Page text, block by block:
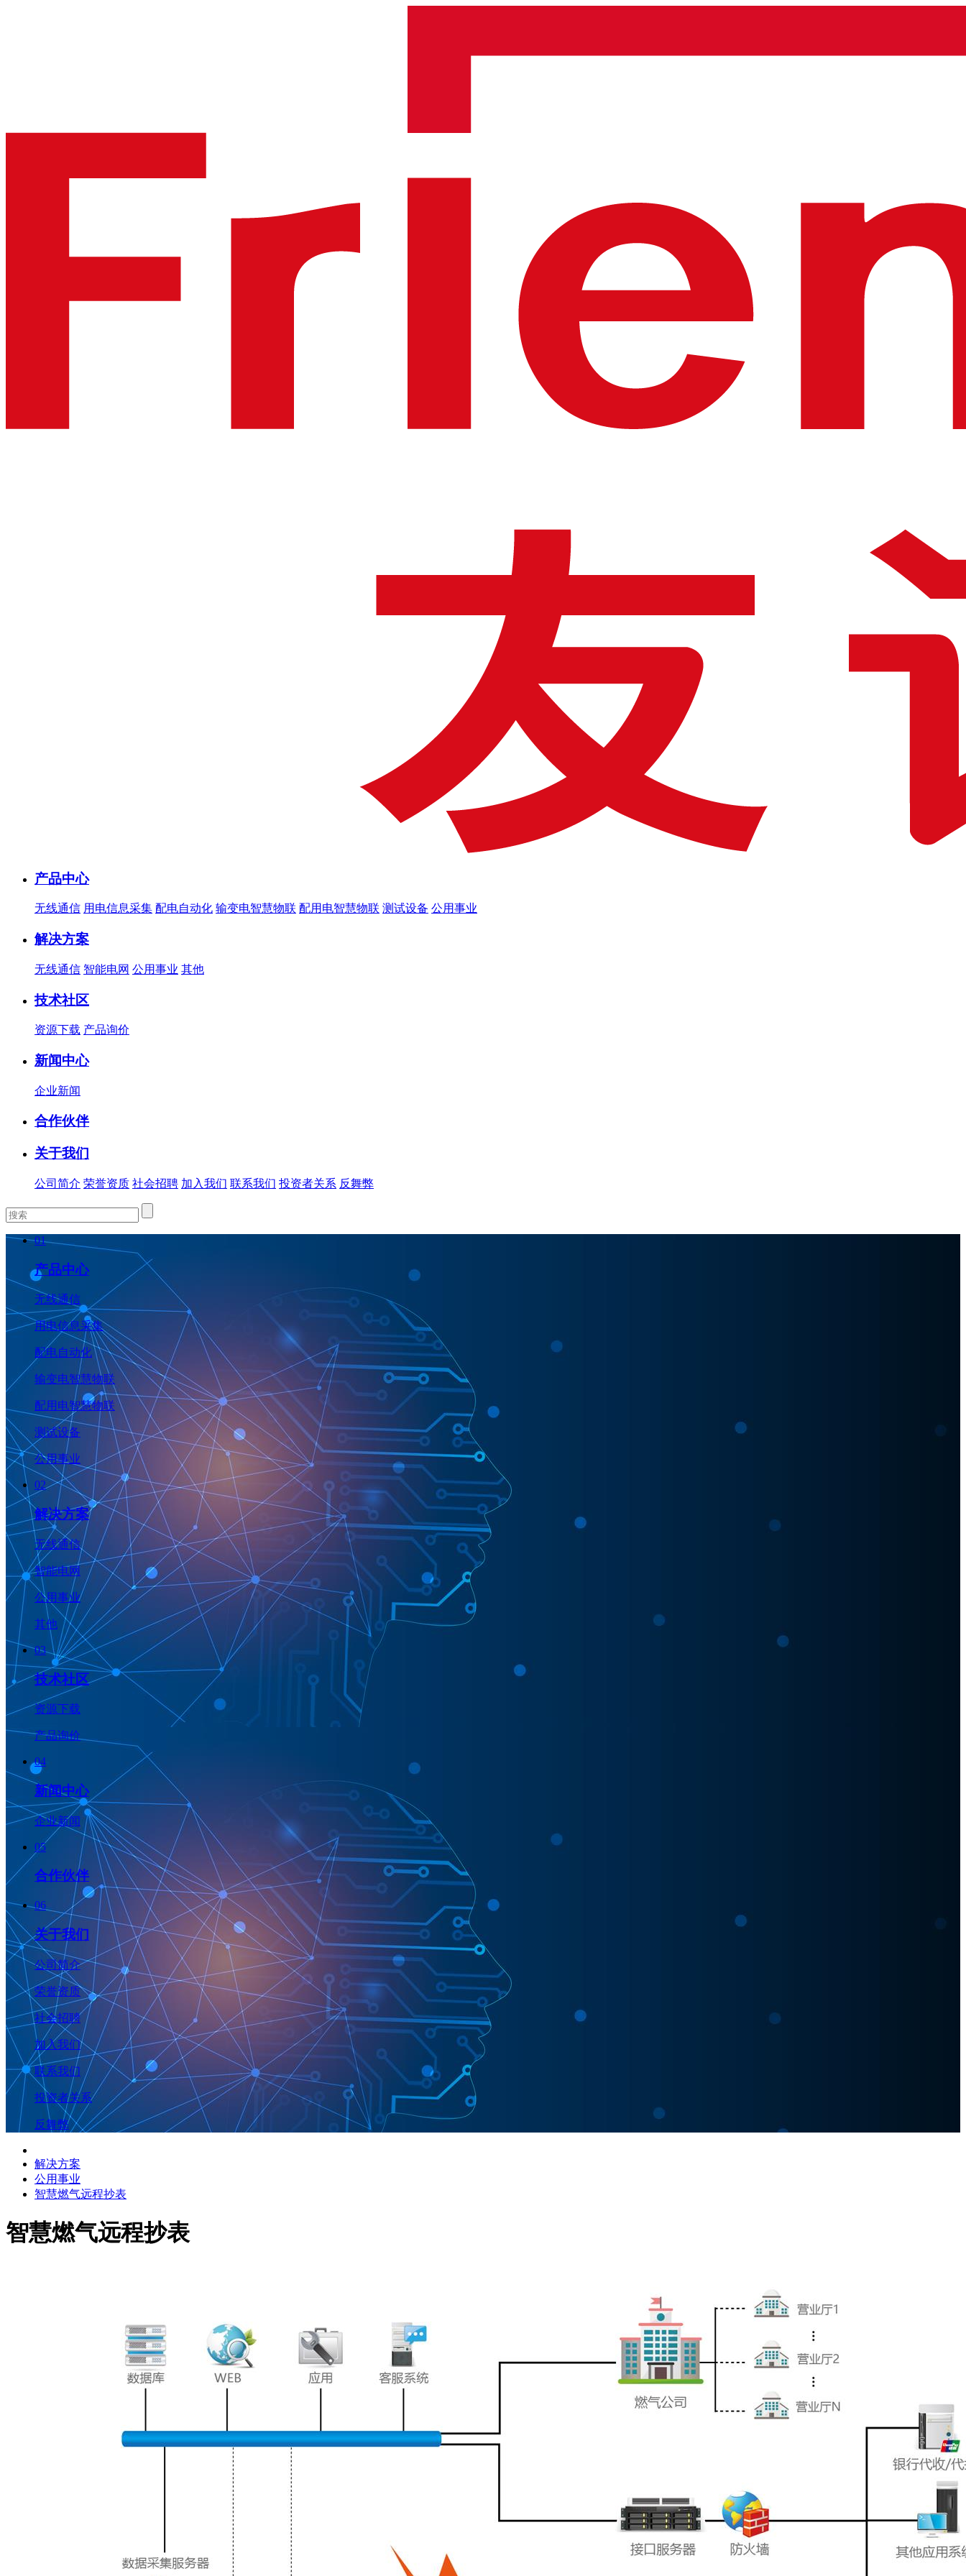
产品中心
无线通信 用电信息采集 配电自动化 输变电智慧物联 配用电智慧物联 测试设备 公用事业
解决方案
无线通信 智能电网 公用事业 其他
技术社区
资源下载 产品询价
新闻中心
企业新闻
合作伙伴
关于我们
公司简介 荣誉资质 社会招聘 加入我们 联系我们 投资者关系 反舞弊
01
产品中心
无线通信
用电信息采集
配电自动化
输变电智慧物联
配用电智慧物联
测试设备
公用事业
02
解决方案
无线通信
智能电网
公用事业
其他
03
技术社区
资源下载
产品询价
04
新闻中心
企业新闻
05
合作伙伴
06
关于我们
公司简介
荣誉资质
社会招聘
加入我们
联系我们
投资者关系
反舞弊
解决方案
公用事业
智慧燃气远程抄表
智慧燃气远程抄表